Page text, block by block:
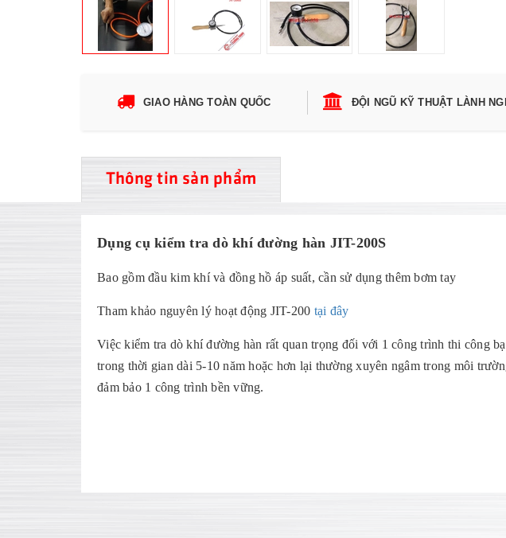
GIAO HÀNG TOÀN QUỐC ĐỘI NGŨ KỸ THUẬT LÀNH
Thông tin sản phẩm
Dụng cụ kiểm tra dò khí đường hàn JIT-200S
Bao gồm đầu kim khí và đồng hồ áp suất, cần sử dụng thêm bơm tay
Tham khảo nguyên lý hoạt động JIT-200 tại đây
Việc kiểm tra dò khí đường hàn rất quan trọng đối với 1 công trình thi công
trong thời gian dài 5-10 năm hoặc hơn lại thường xuyên ngâm trong môi
đảm bảo 1 công trình bền vững.